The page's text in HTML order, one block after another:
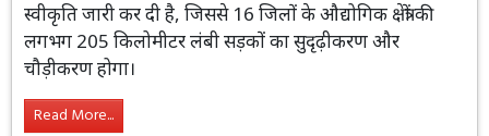
03 Jun 2026 18:32:40 ByJaipur NM